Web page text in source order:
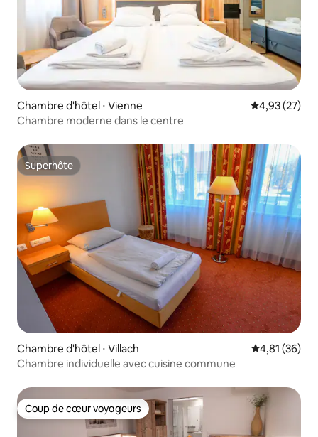
Chambre d'hôtel ⋅ Vienne Évaluation
4,93 (27)
Chambre moderne dans le centre
Superhôte
Superhôte
Chambre d'hôtel ⋅ Villach Évaluation
4,81 (36)
Chambre individuelle avec cuisine commune
Coup de cœur voyageurs
Coup de cœur voyageurs